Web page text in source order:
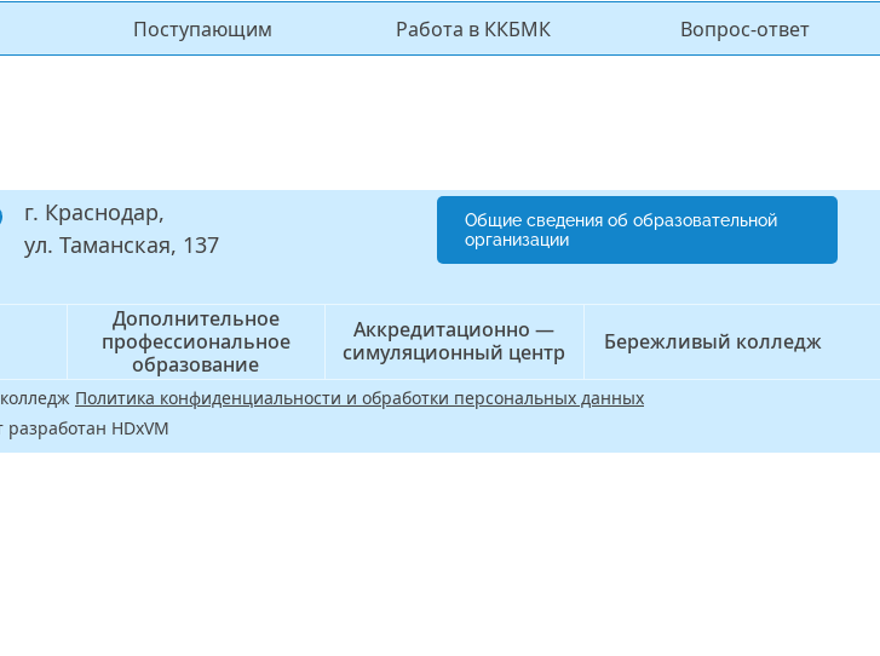
Поступающим Работа в ККБМК Вопрос-ответ
г. Краснодар,
ул. Таманская, 137
Общие сведения об образовательной
организации
Дополнительное
профессиональное
образование
Аккредитационно —
симуляционный центр
Бережливый колледж
Политика конфиденциальности и обработки персональных данных
разработан HDxVM